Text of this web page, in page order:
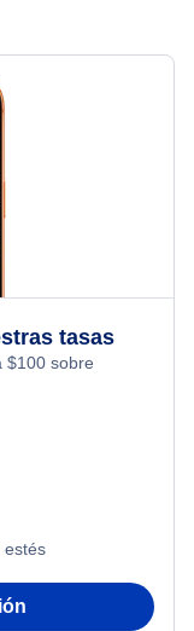
tasas
$100 sobre
estés